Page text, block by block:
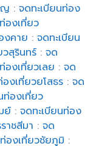
ญ : จดทะเบียนท่อง
องเที่ยว
งคาย :จดทะเบียน
วสุรินทร์ :จด
องเที่ยวเลย :จด
งเที่ยวยโสธร :จด
ท่องเที่ยว
ย์ :จดทะเบียนท่อง
าชสีมา :จด
องเที่ยวชัยภูมิ :